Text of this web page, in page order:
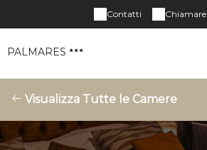
Chiamare
Contatti
PALMARES
Visualizza Tutte le Camere